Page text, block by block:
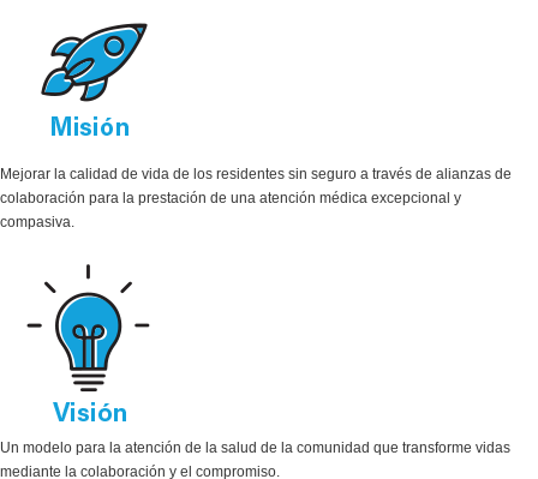
Mejorar la calidad de vida de los residentes sin seguro a través de alianzas de
colaboración para la prestación de una atención médica excepcional y
compasiva.
Un modelo para la atención de la salud de la comunidad que transforme vidas
mediante la colaboración y el compromiso.